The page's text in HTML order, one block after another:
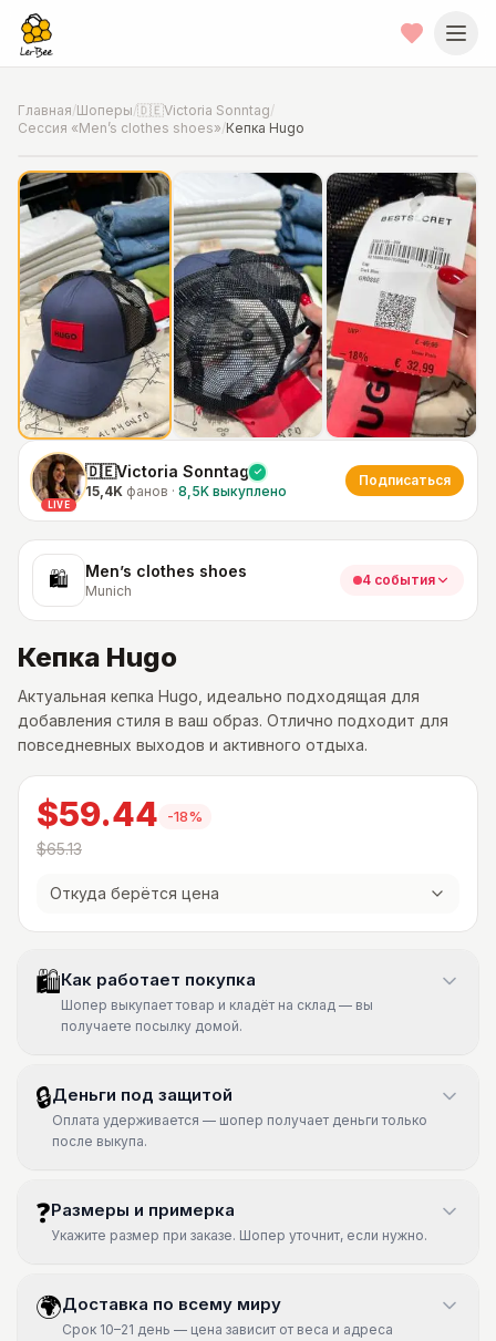
Главная/Шоперы/🇩🇪Victoria Sonntag/
Сессия «Men’s clothes shoes»/Кепка Hugo
📍Фото от шопера
LIVE
🇩🇪Victoria Sonntag
15,4K фанов · 8,5K выкуплено
Подписаться
🛍 Men’s clothes shoes
Munich
4 события
Кепка Hugo
Актуальная кепка Hugo, идеально подходящая для
добавления стиля в ваш образ. Отлично подходит для
повседневных выходов и активного отдыха.
$59.44 -18%
$65.13
Откуда берётся цена
🛍Как работает покупка
Шопер выкупает товар и кладёт на склад — вы
получаете посылку домой.
🔒Деньги под защитой
Оплата удерживается — шопер получает деньги только
после выкупа.
❓Размеры и примерка
Укажите размер при заказе. Шопер уточнит, если нужно.
🌍Доставка по всему миру
Срок 10–21 день — цена зависит от веса и адреса